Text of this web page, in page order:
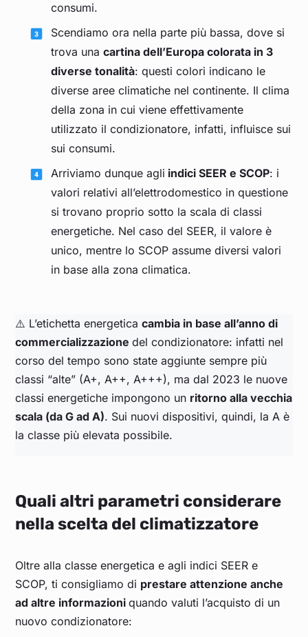
consumi.
Scendiamo ora nella parte più bassa, dove si
trova unacartina dell’Europa colorata in 3
diverse tonalità: questi colori indicano le
diverse aree climatiche nel continente. Il clima
della zona in cui viene effettivamente
utilizzato il condizionatore, infatti, influisce sui
sui consumi.
Arriviamo dunque agli indici SEER e SCOP: i
valori relativi all’elettrodomestico in questione
si trovano proprio sotto la scala di classi
energetiche. Nel caso del SEER, il valore è
unico, mentre lo SCOP assume diversi valori
in base alla zona climatica.
⚠️ L’etichetta energeticacambia in base all’anno di
commercializzazionedel condizionatore: infatti nel
corso del tempo sono state aggiunte sempre più
classi “alte” (A+, A++, A+++), ma dal 2023 le nuove
classi energetiche impongono un ritorno alla vecchia
scala (da G ad A). Sui nuovi dispositivi, quindi, la A è
la classe più elevata possibile.
Quali altri parametri considerare
nella scelta del climatizzatore
Oltre alla classe energetica e agli indici SEER e
SCOP, ti consigliamo di prestare attenzione anche
ad altre informazioniquando valuti l’acquisto di un
nuovo condizionatore: